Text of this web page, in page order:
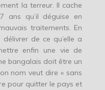
la terreur. Il cache
ans qu’il déguise en
traitements. En
de ce qu’elle a
enfin une vie de
bangalais doit être un
nom veut dire « sans
pour quitter le pays et